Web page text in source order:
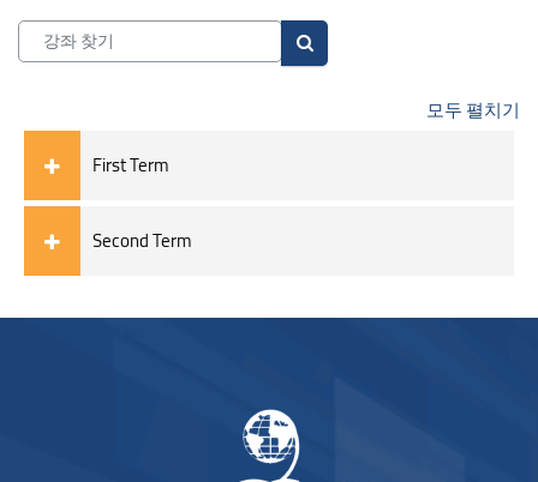
강좌 찾기
강좌 찾기
모두 펼치기
First Term
Second Term
블록